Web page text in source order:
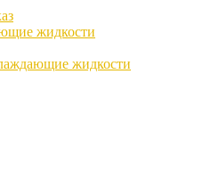
жидкости
жидкости